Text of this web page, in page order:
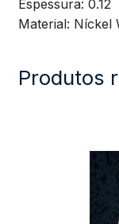
Espessura: 0.12
Material: Níckel
Produtos